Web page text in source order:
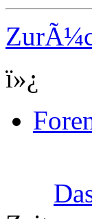
ï»¿